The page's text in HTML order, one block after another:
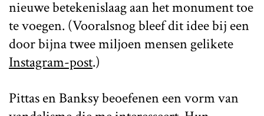
nieuwe betekenislaag aan het monument toe
te voegen. (Vooralsnog bleef dit idee bij een
door bijna twee miljoen mensen gelikete
Instagram-post.)
Pittas en Banksy beoefenen een vorm van